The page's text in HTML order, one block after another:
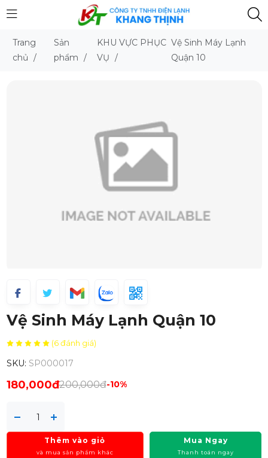
Trang
chủ /
Sản
phẩm /
KHU VỰC PHỤC
VỤ /
Vệ Sinh Máy Lạnh
Quận 10
Vệ Sinh Máy Lạnh Quận 10
(6 đánh giá)
SKU: SP000017
180,000đ200,000đ-10%
Thêm vào giỏ
và mua sản phẩm khác
Mua Ngay
Thanh toán ngay